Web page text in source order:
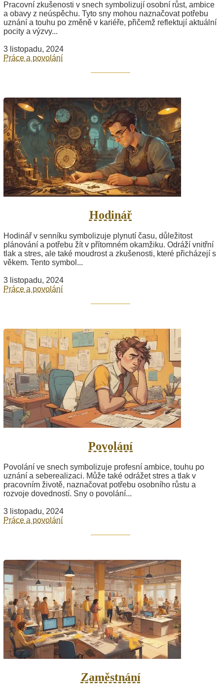
Pracovní zkušenosti v snech symbolizují osobní růst, ambice
a obavy z neúspěchu. Tyto sny mohou naznačovat potřebu
uznání a touhu po změně v kariéře, přičemž reflektují aktuální
pocity a výzvy...
3 listopadu, 2024
Práce a povolání
Hodinář
Hodinář v senníku symbolizuje plynutí času, důležitost
plánování a potřebu žít v přítomném okamžiku. Odráží vnitřní
tlak a stres, ale také moudrost a zkušenosti, které přicházejí s
věkem. Tento symbol...
3 listopadu, 2024
Práce a povolání
Povolání
Povolání ve snech symbolizuje profesní ambice, touhu po
uznání a seberealizaci. Může také odrážet stres a tlak v
pracovním životě, naznačovat potřebu osobního růstu a
rozvoje dovedností. Sny o povolání...
3 listopadu, 2024
Práce a povolání
Zaměstnání